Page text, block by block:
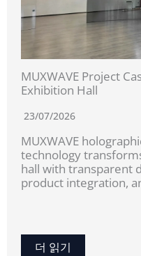
MUXWAVE Project
Exhibition Hall
23/07/2026
MUXWAVE
technology
hall with transparent
product integration,
더 읽기